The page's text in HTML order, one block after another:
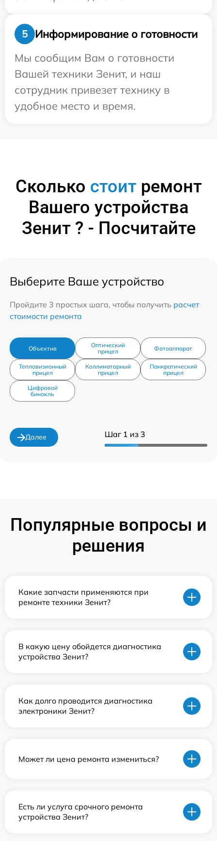
5
Информирование о готовности
Мы сообщим Вам о готовности
Вашей техники Зенит, и наш
сотрудник привезет технику в
удобное место и время.
Сколько стоитремонт
Вашего устройства
Зенит ? - Посчитайте
Шаг 1 из 3
Выберите Ваше устройство
Пройдите 3 простых шага, чтобы получить расчет
стоимости ремонта
Объектив
Оптический
прицел
Фотоаппарат
Тепловизионный
прицел
Коллиматорный
прицел
Панкратический
прицел
Цифровой
бинокль
Далее
Популярные вопросы и
решения
Какие запчасти применяются при
ремонте техники Зенит?
В какую цену обойдется диагностика
устройства Зенит?
Как долго проводится диагностика
электроники Зенит?
Может ли цена ремонта измениться?
Есть ли услуга срочного ремонта
устройства Зенит?